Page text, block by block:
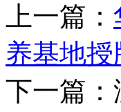
上一篇：
养基地
下一篇：